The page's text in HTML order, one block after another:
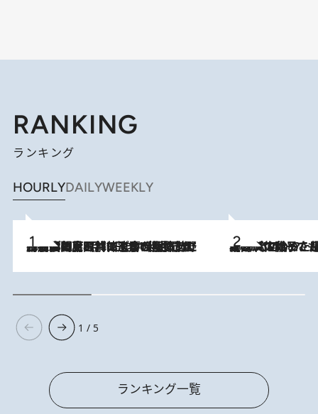
RANKING
ランキング
HOURLYDAILYWEEKLY
2026.8.8
「最後に見られてよかった」上野動物園の東園パンダ舎が解体前に特別公開。8月16日まで延長されたパネル展と共に辿る“半世紀”のパンダ飼育《解体工事の図面あり》 2026.8.5
【阿川佐和子さんの年とる力】なぜ70代で始めた趣味は“こんなに楽しい”のか？ ピアノ、俳句…スランプに陥っても続けられる“ある秘訣”とは
1 / 5
ランキング一覧